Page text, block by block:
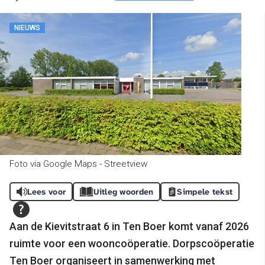
NIEUWS
Foto via Google Maps - Streetview
Lees voor Uitleg woorden Simpele tekst
Aan de Kievitstraat 6 in Ten Boer komt vanaf 2026
ruimte voor een wooncoöperatie. Dorpscoöperatie
Ten Boer organiseert in samenwerking met